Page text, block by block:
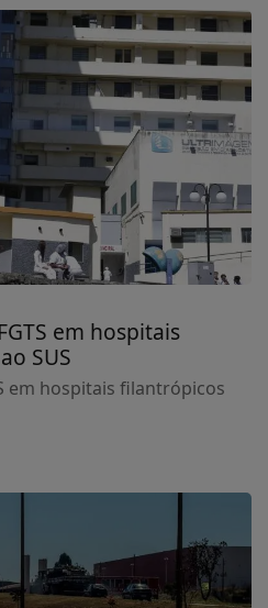
em hospitais
SUS
em hospitais filantrópicos